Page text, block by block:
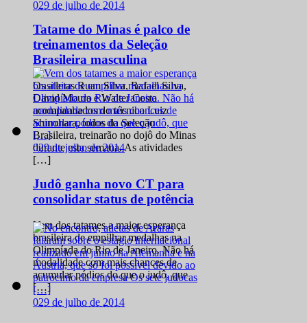
029 de julho de 2014
Tatame do Minas é palco de
treinamentos da Seleção
Brasileira masculina
Os atletas Ruan Silva, Rafael Silva,
David Moura e Walter Costa
acompanhados do técnico Luiz
Shinohara, todos da Seleção
Brasileira, treinarão no dojô do Minas
durante esta semana. As atividades
[…]
029 de julho de 2014
Judô ganha novo CT para
consolidar status de potência
Vem dos tatames a maior esperança
brasileira de empilhar medalhas na
Olimpíada do Rio de Janeiro. Não há
modalidade com mais chances de
acumular pódios do que o judô, que
[…]
029 de julho de 2014